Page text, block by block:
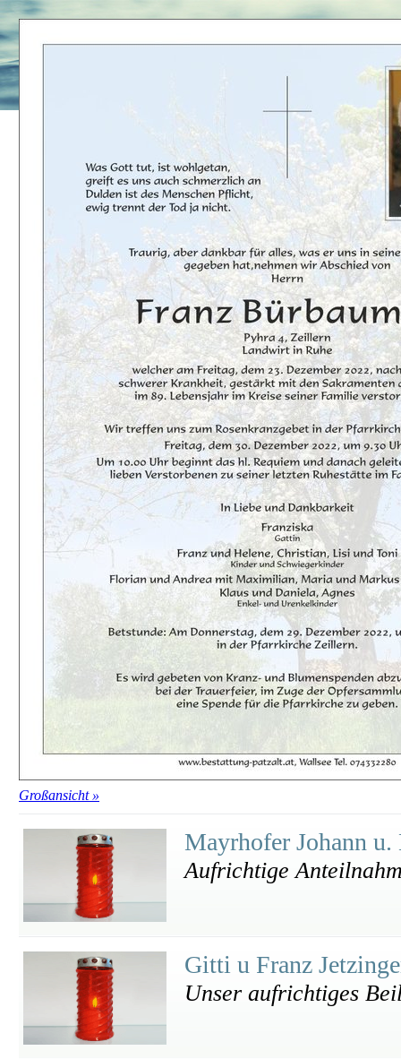
Großansicht »
Mayrhofer Johann
Aufrichtige
Gitti u Franz
Unser aufrichtiges